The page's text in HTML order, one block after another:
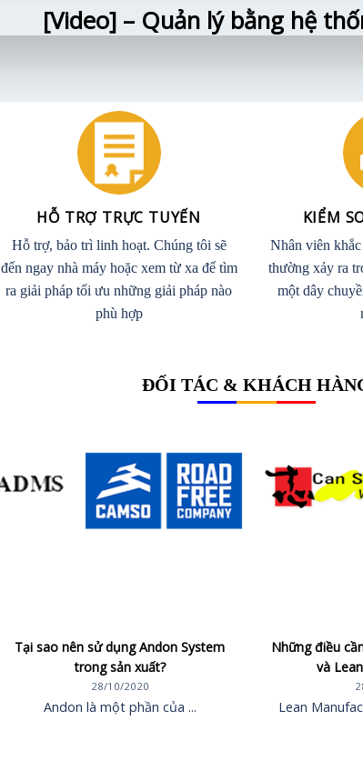
[Video] – Quản lý bằng hệ
HỖ TRỢ TRỰC TUYẾN
Hỗ trợ, bảo trì linh hoạt. Chúng tôi sẽ
đến ngay nhà máy hoặc xem từ xa để tìm
ra giải pháp tối ưu những giải pháp nào
phù hợp
KIỂM
Nhân viên
thường xảy ra
một dây
ĐỐI TÁC & KHÁCH
Tại sao nên sử dụng Andon System
trong sản xuất?
28/10/2020
Andon là một phần của ...
Những điều
và
Lean